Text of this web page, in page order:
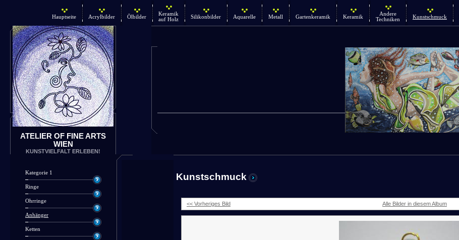
Hauptseite Acrylbilder Ölbilder
Keramik
auf Holz
Silikonbilder Aquarelle Metall Gartenkeramik Keramik
Andere
Techniken
Kunstschmuck
ATELIER OF FINE ARTS
WIEN
KUNSTVIELFALT ERLEBEN!
Kategorie 1
Ringe
Ohrringe
Anhänger
Ketten
Kunstschmuck
<< Vorheriges Bild Alle Bilder in diesem Album